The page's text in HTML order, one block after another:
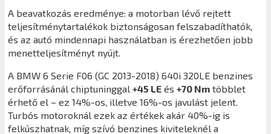
A beavatkozás eredménye: a motorban lévő rejtett
teljesítménytartalékok biztonságosan felszabadíthatók,
és az autó mindennapi használatban is érezhetően jobb
menetteljesítményt nyújt.
A BMW 6 Serie F06 (GC 2013-2018) 640i 320LE benzines
erőforrásánál chiptuninggal +45 LE és +70 Nm többlet
érhető el – ez 14%-os, illetve 16%-os javulást jelent.
Turbós motoroknál ezek az értékek akár 40%-ig is
felkúszhatnak, míg szívó benzines kiviteleknél a